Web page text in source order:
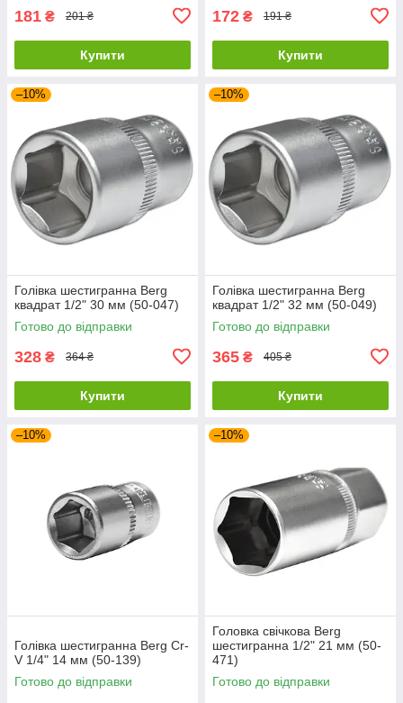
181 ₴ 201 ₴
Купити
172 ₴ 191 ₴
Купити
–10%
Голівка шестигранна Berg
квадрат 1/2" 30 мм (50-047)
Готово до відправки
328 ₴ 364 ₴
Купити
–10%
Голівка шестигранна Berg
квадрат 1/2" 32 мм (50-049)
Готово до відправки
365 ₴ 405 ₴
Купити
–10%
Голівка шестигранна Berg Cr-
V 1/4" 14 мм (50-139)
Готово до відправки
–10%
Головка свічкова Berg
шестигранна 1/2" 21 мм (50-
471)
Готово до відправки